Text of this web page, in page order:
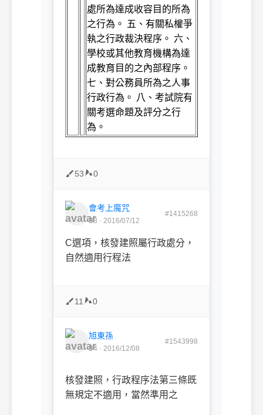
處所為達成收容目的所為
之行為。 五、有關私權爭
執之行政裁決程序。 六、
學校或其他教育機構為達
成教育目的之內部程序。
七、對公務員所為之人事
行政行為。 八、考試院有
關考選命題及評分之行
為。
53 0
會考上魔咒
B3 · 2016/07/12
#1415268
C選項，核發建照屬行政處分，
自然適用行程法
11 0
旭東孫
B4 · 2016/12/08
#1543998
核發建照，行政程序法第三條既
無規定不適用，當然準用之